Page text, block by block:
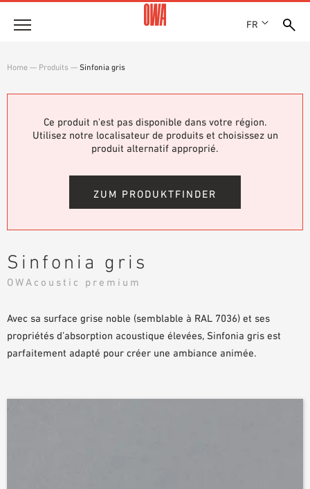
FR
NOS FILIALES
Produits
LES COLLECTIONS OWA
RECHERCHE GUIDÉE
Solutions
DOMAINES D’UTILISATION
DOCUMENTS D’APPEL D’OFFRES
TÉLÉCHARGEMENTS
DOCUMENTS D’AIDE À LA PLANIFICATION
Home — Produits — Sinfonia gris
Ce produit n'est pas disponible dans votre région.
Utilisez notre localisateur de produits et choisissez un
produit alternatif approprié.
ZUM PRODUKTFINDER
Sinfonia gris
OWAcoustic premium
Avec sa surface grise noble (semblable à RAL 7036) et ses
propriétés d’absorption acoustique élevées, Sinfonia gris est
parfaitement adapté pour créer une ambiance animée.